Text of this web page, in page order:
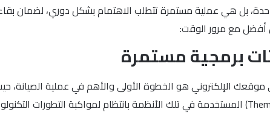
بل هي عملية مستمرة تتطلب الاهتمام بشكل دوري، لضمان
أفضل مع مرور الوقت:
برمجية مستمرة
موقعك الإلكتروني هو الخطوة الأولى والأهم في عملية الصيانة،